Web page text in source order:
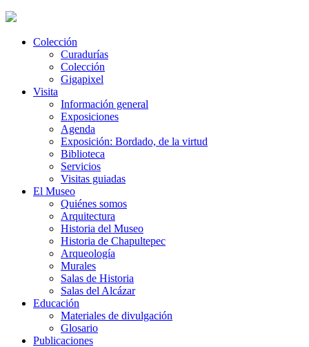
Colección
Curadurías
Colección
Gigapixel
Visita
Información general
Exposiciones
Agenda
Exposición: Bordado, de la virtud
Biblioteca
Servicios
Visitas guiadas
El Museo
Quiénes somos
Arquitectura
Historia del Museo
Historia de Chapultepec
Arqueología
Murales
Salas de Historia
Salas del Alcázar
Educación
Materiales de divulgación
Glosario
Publicaciones